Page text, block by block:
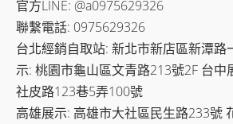
官方LINE: @a0975629326
聯繫電話: 0975629326
台北經銷自取站: 新北市新店區新潭路
示: 桃園市龜山區文青路213號2F 台中
社皮路123巷5弄100號
高雄展示: 高雄市大社區民生路233號